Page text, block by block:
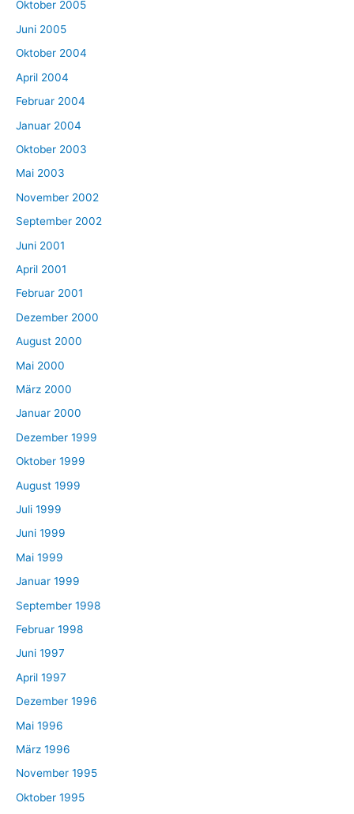
Oktober 2005
Juni 2005
Oktober 2004
April 2004
Februar 2004
Januar 2004
Oktober 2003
Mai 2003
November 2002
September 2002
Juni 2001
April 2001
Februar 2001
Dezember 2000
August 2000
Mai 2000
März 2000
Januar 2000
Dezember 1999
Oktober 1999
August 1999
Juli 1999
Juni 1999
Mai 1999
Januar 1999
September 1998
Februar 1998
Juni 1997
April 1997
Dezember 1996
Mai 1996
März 1996
November 1995
Oktober 1995